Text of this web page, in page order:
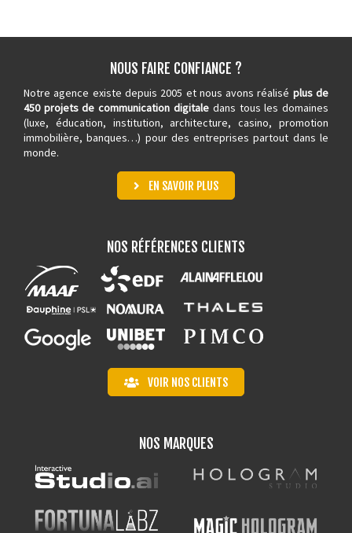
NOUS FAIRE CONFIANCE ?
Notre agence existe depuis 2005 et nous avons réalisé plus de
450 projets de communication digitale dans tous les domaines
(luxe, éducation, institution, architecture,casino, promotion
immobilière, banques…) pour des entreprises partout dans le
monde.
EN SAVOIR PLUS
NOS RÉFÉRENCES CLIENTS
VOIR NOS CLIENTS
NOS MARQUES